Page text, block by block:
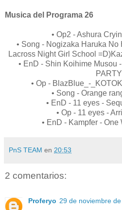
Musica del Programa 26
• Op2 - Ashura
• Song - Nogizaka Haruka No
Lacross Night Girl School
• EnD - Shin Koihime Musou
PARTY
• Op - BlazBlue_-
• Song - Orange
• EnD - 11 eyes -
• Op - 11 eyes -
• EnD - Kampfer - One
PnS TEAM en 20:53
2 comentarios:
Proferyo 29 de noviembre